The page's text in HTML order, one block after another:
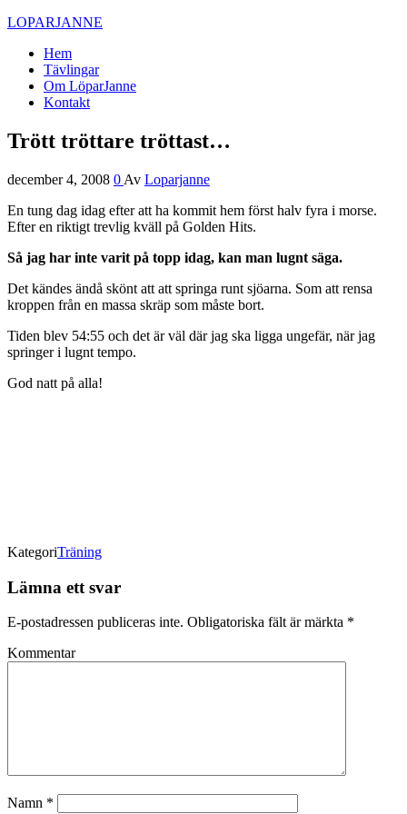
LOPARJANNE
Hem
Tävlingar
Om LöparJanne
Kontakt
Trött tröttare tröttast…
december 4, 2008 0 Av Loparjanne
En tung dag idag efter att ha kommit hem först halv fyra i morse.
Efter en riktigt trevlig kväll på Golden Hits.
Så jag har inte varit på topp idag, kan man lugnt säga.
Det kändes ändå skönt att att springa runt sjöarna. Som att rensa
kroppen från en massa skräp som måste bort.
Tiden blev 54:55 och det är väl där jag ska ligga ungefär, när jag
springer i lugnt tempo.
God natt på alla!
KategoriTräning
Lämna ett svar
E-postadressen publiceras inte. Obligatoriska fält är märkta *
Kommentar
Namn *